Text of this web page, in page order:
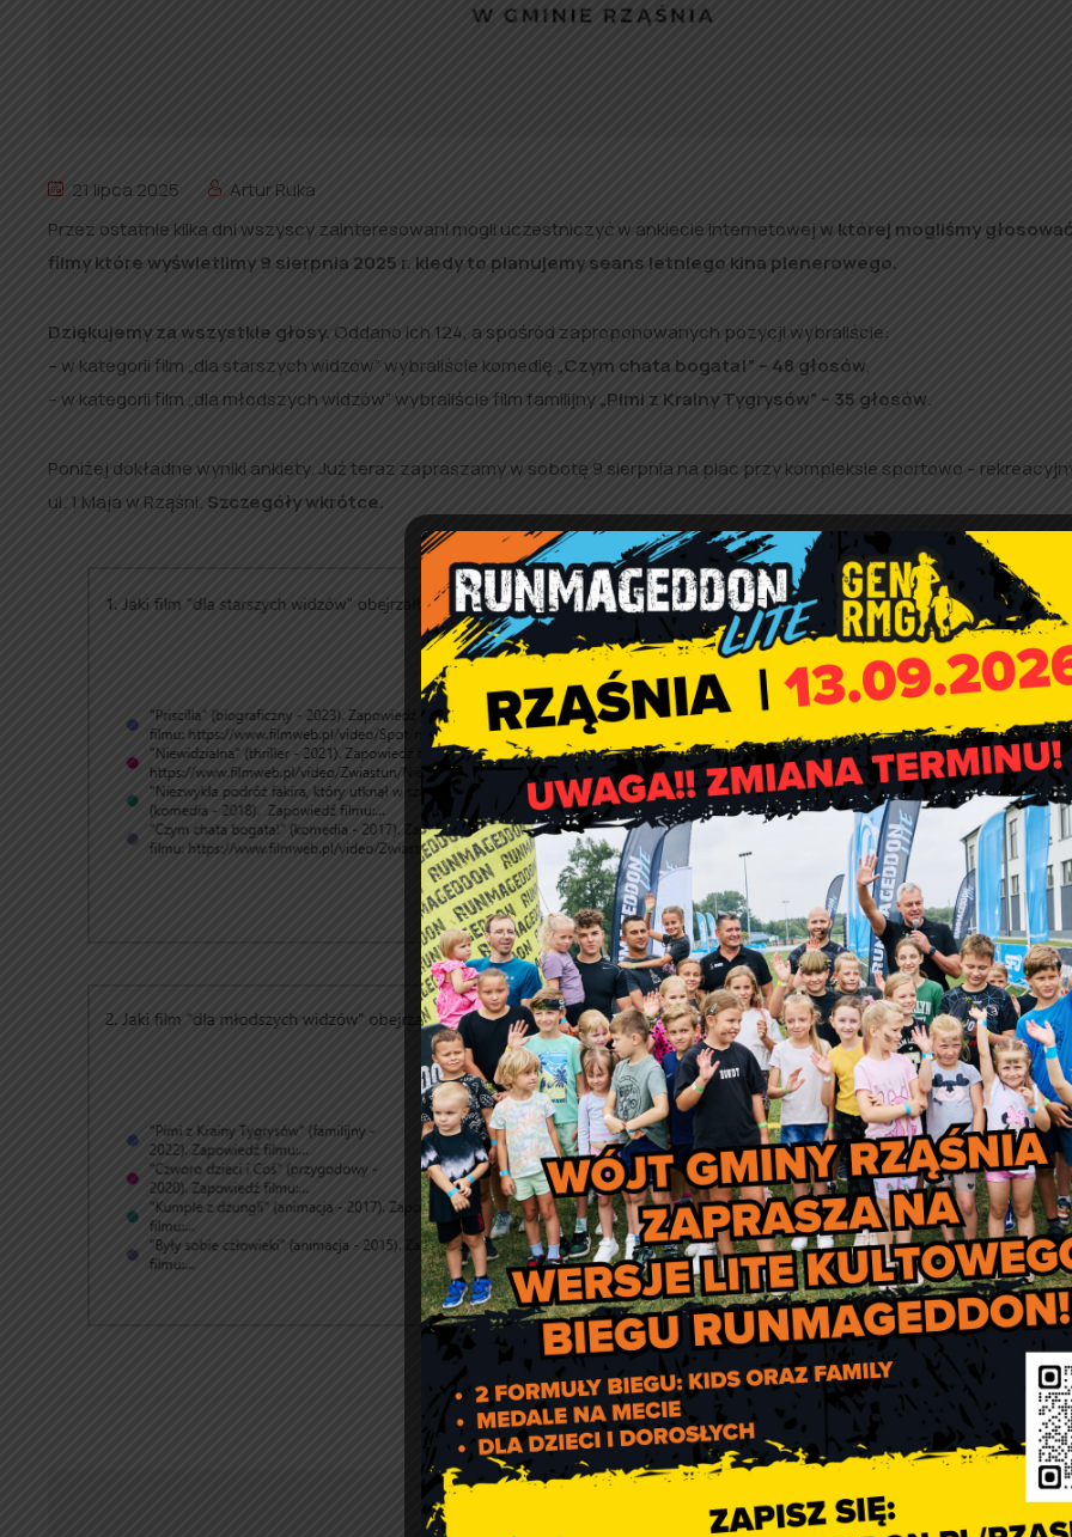
21 lipca 2025
Artur Ruka
Przez ostatnie kilka dni wszyscy zainteresowani mogli uczestniczyć w ankiecie internetowejw której mogliśmy
filmy które wyświetlimy 9 sierpnia 2025 r. kiedy to planujemy seans letniego kina plenerowego.
Dziękujemy za wszystkie głosy. Oddano ich 124, a spośród zaproponowanych pozycji wybraliście:
– w kategorii film „dla starszych widzów” wybraliście komedię „Czym chata bogata!” – 48 głosów,
– w kategorii film „dla młodszych widzów” wybraliście film familijny„Pimi z Krainy Tygrysów” – 35 głosów.
Poniżej dokładne wyniki ankiety. Już teraz zapraszamy w sobotę 9 sierpnia na plac przy kompleksie sportowo –
ul. 1 Maja w Rząśni. Szczegóły wkrótce.